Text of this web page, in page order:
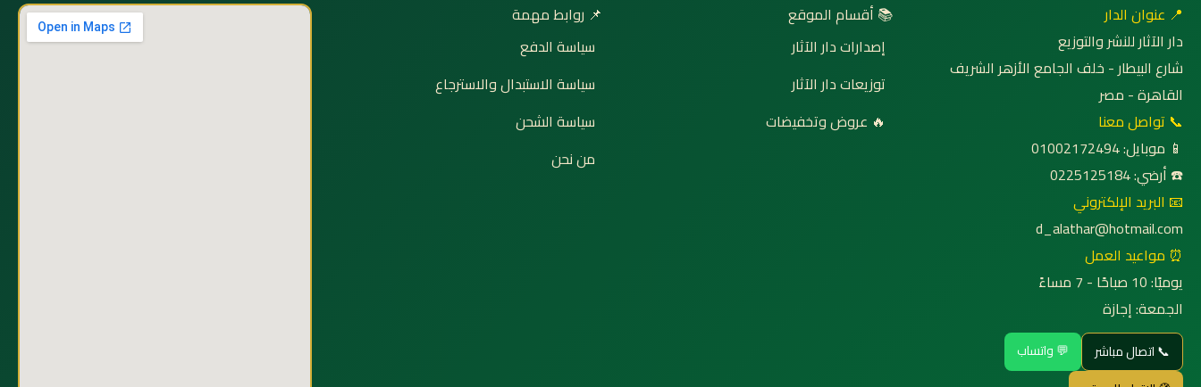
📍 عنوان الدار
دار الآثار للنشر والتوزيع
شارع البيطار - خلف الجامع الأزهر الشريف
القاهرة - مصر
📞 تواصل معنا
📱 موبايل: 01002172494
☎️ أرضي: 0225125184
📧 البريد الإلكتروني
d_alathar@hotmail.com
⏰ مواعيد العمل
يوميًا: 10 صباحًا - 7 مساءً
الجمعة: إجازة
📞 اتصال مباشر
💬 واتساب
📚 أقسام الموقع
إصدارات دار الآثار
توزيعات دار الآثار
🔥 عروض وتخفيضات
📌 روابط مهمة
سياسة الدفع
سياسة الاستبدال والاسترجاع
سياسة الشحن
من نحن